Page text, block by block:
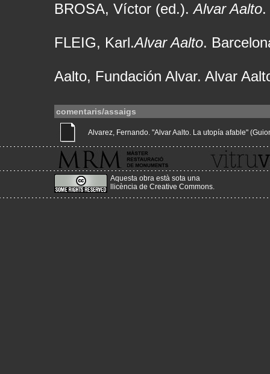
BROSA, Víctor (ed.).Alvar Aalto
FLEIG, Karl.Alvar Aalto.
Aalto, Fundación Alvar. Alvar
comentaris/assaigs
Alvarez, Fernando. "Alvar Aalto. La utopía afable"
Aquesta obra està sota una
llicència de Creative Commons.